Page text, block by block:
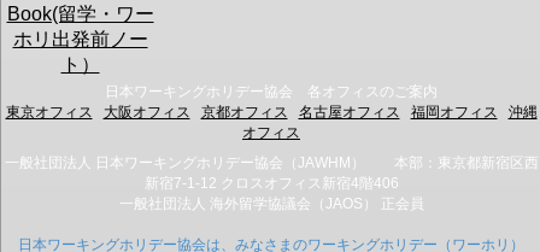
このフォームでは
予約確認のメールをお送りしますので、メールの指示に従って予約を確定
させてください。
に従い取扱を行います。
Book(留学・ワー
ホリ出発前ノー
ト）
日本ワーキングホリデー協会 各オフィスのご案内
東京オフィス
大阪オフィス 京都オフィス 名古屋オフィス 福岡オフィス
沖縄
オフィス
一般社団法人 日本ワーキングホリデー協会（JAWHM） 本部：東京都新宿区西
新宿7-1-12 クロスオフィス新宿4階406
一般社団法人 海外留学協議会（JAOS） 正会員
日本ワーキングホリデー協会は、みなさまのワーキングホリデー（ワーホリ）